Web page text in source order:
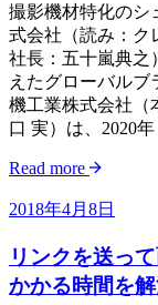
撮影機材特化のシ
式会社（読み：ク
社長：五十嵐典之
えたグローバルブ
機工業株式会社（
口 実）は、2020年
Read more
2018年4月8日
リンクを送っ
かかる時間を